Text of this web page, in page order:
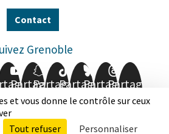
et vous donne le contrôle sur ceux
Tout refuser Personnaliser
Contact
Grenoble
Partager
sur
Youtube
Partager
sur
Partager
sur
Partager
sur
Partager
sur